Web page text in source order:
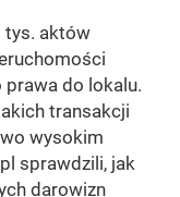
tys. aktów
prawa do lokalu.
transakcji
wysokim
sprawdzili, jak
darowizn